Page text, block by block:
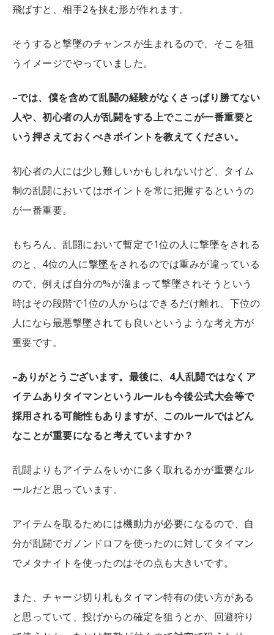
飛ばすと、相手2を挟む形が作れます。
そうすると撃墜のチャンスが生まれるので、そこを狙
うイメージでやっていました。
–では、僕を含めて乱闘の経験がなくさっぱり勝てない
人や、初心者の人が乱闘をする上でここが一番重要と
いう押さえておくべきポイントを教えてください。
初心者の人には少し難しいかもしれないけど、タイム
制の乱闘においてはポイントを常に把握するというの
が一番重要。
もちろん、乱闘において暫定で1位の人に撃墜をされる
のと、4位の人に撃墜をされるのでは重みが違っている
ので、例えば自分の%が溜まって撃墜されそうという
時はその段階で1位の人からはできるだけ離れ、下位の
人になら最悪撃墜されても良いというような考え方が
重要です。
–ありがとうございます。最後に、4人乱闘ではなくア
イテムありタイマンというルールも今後公式大会等で
採用される可能性もありますが、このルールではどん
なことが重要になると考えていますか？
乱闘よりもアイテムをいかに多く取れるかが重要なル
ールだと思っています。
アイテムを取るためには機動力が必要になるので、自
分が乱闘でガノンドロフを使ったのに対してタイマン
でメタナイトを使ったのはその点も大きいです。
また、チャージ切り札もタイマン特有の使い方がある
と思っていて、投げからの確定を狙うとか、回避狩り